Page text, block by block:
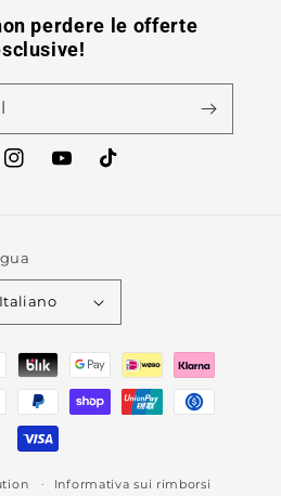
perdere le offerte
InstagramYouTubeTikTok
Italiano
Informativa sui rimborsi